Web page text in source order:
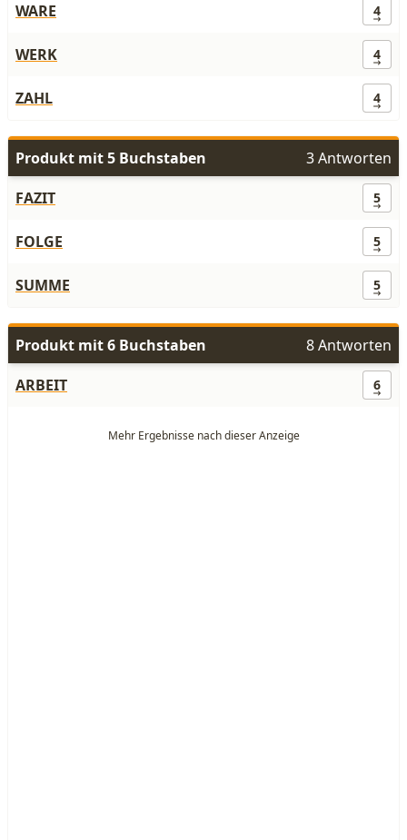
WARE 4
WERK 4
ZAHL 4
Produkt mit 5 Buchstaben
3 Antworten
FAZIT
5
FOLGE 5
SUMME 5
Produkt mit 6 Buchstaben
8 Antworten
ARBEIT
6